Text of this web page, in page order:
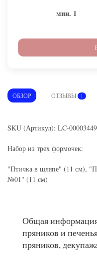
мин. 1
ОБЗОР ОТЗЫВЫ 1
SKU (Артикул): LC-00003449
Набор из трех формочек:
"Птичка в шляпе" (11 см),
№01" (11 см)
Общая
пряников и
пряников,